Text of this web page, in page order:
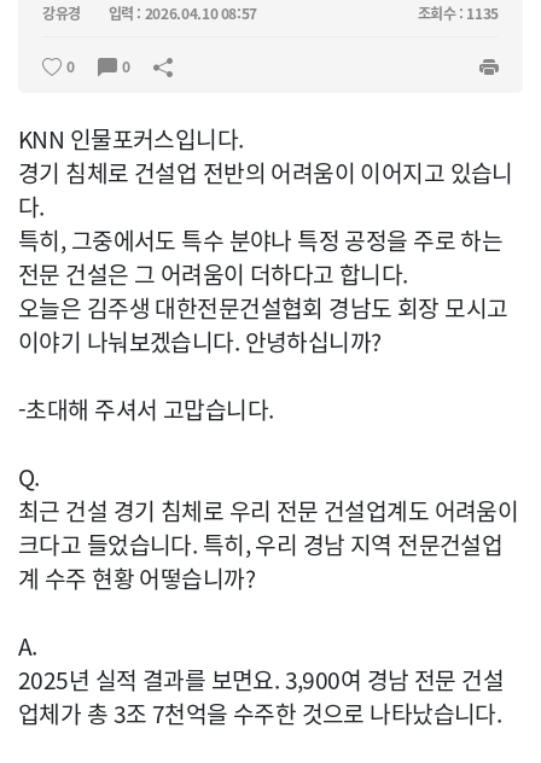
강유경 입력 : 2026.04.10 08:57 조회수 : 1135
0 0
KNN 인물포커스입니다.
경기 침체로 건설업 전반의 어려움이 이어지고 있습니
다.
특히, 그중에서도 특수 분야나 특정 공정을 주로 하는
전문 건설은 그 어려움이 더하다고 합니다.
오늘은 김주생 대한전문건설협회 경남도 회장 모시고
이야기 나눠보겠습니다. 안녕하십니까?
-초대해 주셔서 고맙습니다.
Q.
최근 건설 경기 침체로 우리 전문 건설업계도 어려움이
크다고 들었습니다. 특히, 우리 경남 지역 전문건설업
계 수주 현황 어떻습니까?
A.
2025년 실적 결과를 보면요. 3,900여 경남 전문 건설
업체가 총 3조 7천억을 수주한 것으로 나타났습니다.